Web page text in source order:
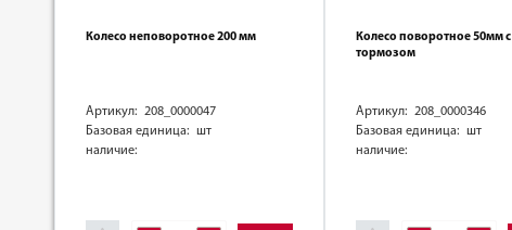
Колесо неповоротное 200 мм
Артикул: 208_0000047
Базовая единица: шт
наличие:
Колесо поворотное 50мм с
тормозом
Артикул: 208_0000346
Базовая единица: шт
наличие: